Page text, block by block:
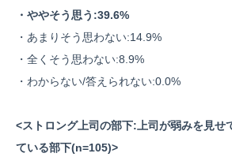
・ややそう思う:39.6%
・あまりそう思わない:14.9%
・全くそう思わない:8.9%
・わからない/答えられない:0.0%
<ストロング上司の部下:上司が弱みを見せ
ている部下(n=105)>